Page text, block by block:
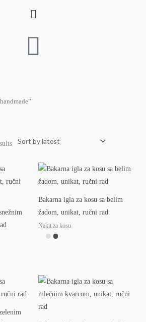
Menu
Sorted
by
Bakarna igla za kosu sa belim
žadom, unikat, ručni rad
Nakit za kosu